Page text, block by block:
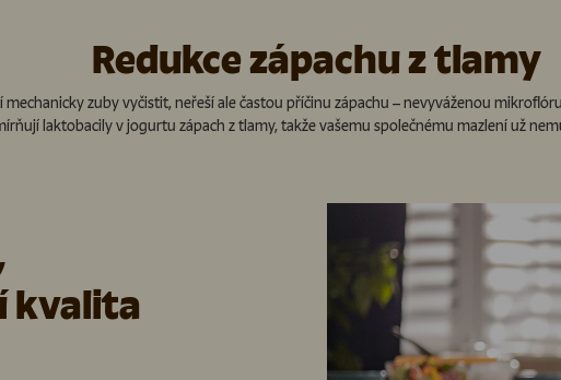
Redukce zápachu z tlamy
mechanicky zuby vyčistit, neřeší ale častou příčinu zápachu – nevyváženou
laktobacily v jogurtu zápach z tlamy, takže vašemu společnému mazlení už
kvalita